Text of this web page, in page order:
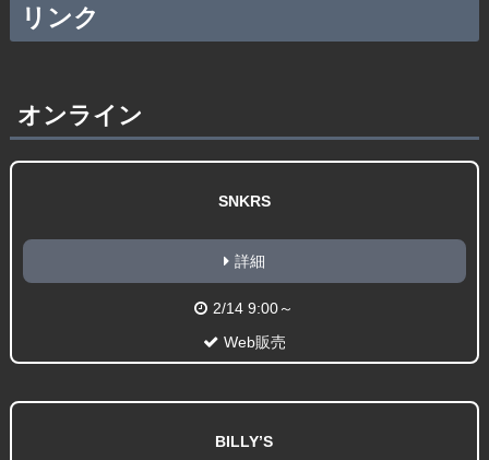
リンク
オンライン
SNKRS
詳細
2/14 9:00～
Web販売
BILLY’S